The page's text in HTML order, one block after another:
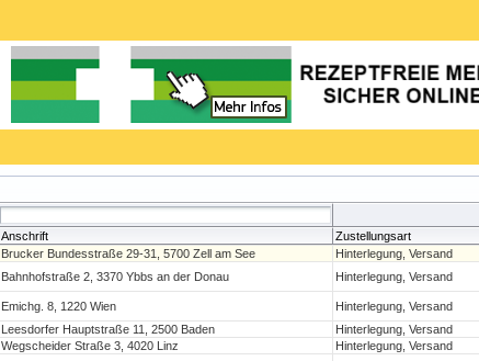
Anschrift Zustellungsart
Brucker Bundesstraße 29-31, 5700 Zell am See Hinterlegung, Versand
Bahnhofstraße 2, 3370 Ybbs an der Donau Hinterlegung, Versand
Emichg. 8, 1220 Wien Hinterlegung, Versand
Leesdorfer Hauptstraße 11, 2500 Baden Hinterlegung, Versand
Wegscheider Straße 3, 4020 Linz Hinterlegung, Versand